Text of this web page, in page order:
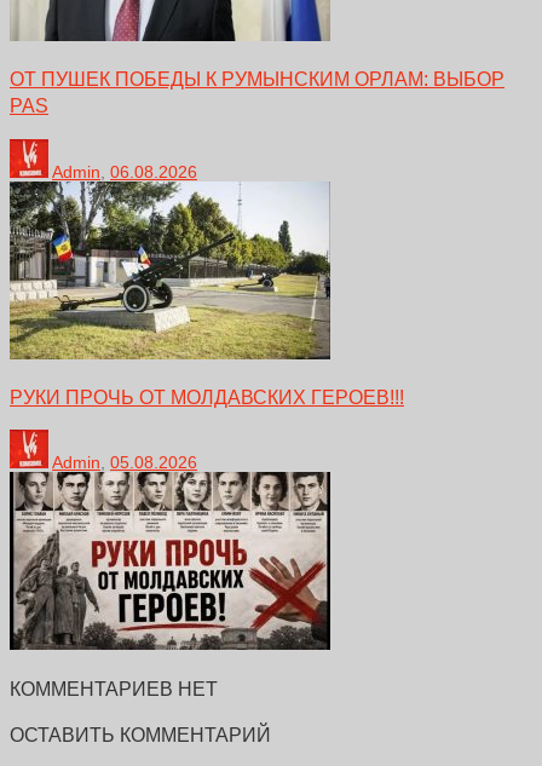
ОТ ПУШЕК ПОБЕДЫ К РУМЫНСКИМ ОРЛАМ: ВЫБОР
PAS
Admin 06.08.2026
РУКИ ПРОЧЬ ОТ МОЛДАВСКИХ ГЕРОЕВ!!!
Admin, 05.08.2026
КОММЕНТАРИЕВ НЕТ
ОСТАВИТЬ КОММЕНТАРИЙ